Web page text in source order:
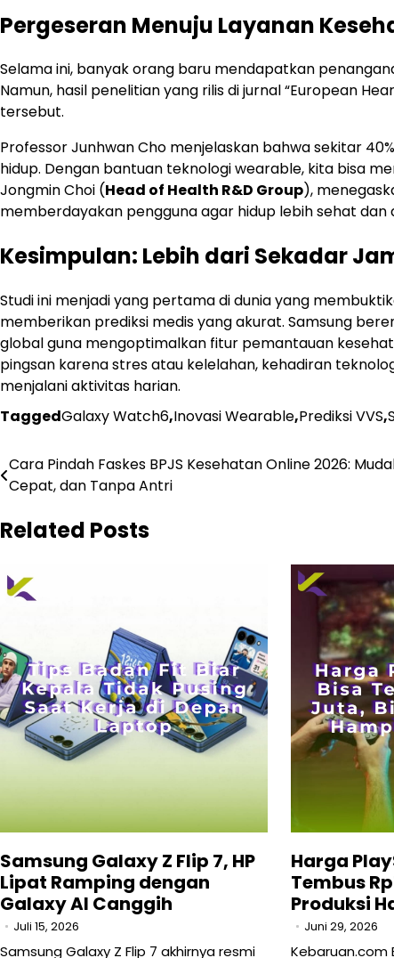
Pergeseran Menuju Layanan
Selama ini, banyak orang baru mendapatkan
Namun, hasil penelitian yang rilis di jurnal “European
tersebut.
Professor Junhwan Cho menjelaskan bahwa sekitar
hidup. Dengan bantuan teknologi wearable, kita bisa
Jongmin Choi (Head of Health R&D Group),
memberdayakan pengguna agar hidup lebih sehat dan
Kesimpulan: Lebih dari Sekadar
Studi ini menjadi yang pertama di dunia yang
memberikan prediksi medis yang akurat. Samsung
global guna mengoptimalkan fitur pemantauan
pingsan karena stres atau kelelahan, kehadiran
menjalani aktivitas harian.
TaggedGalaxy Watch6,Inovasi Wearable,Prediksi VVS,
Navigasi
pos
Cara Pindah Faskes BPJS Kesehatan Online 2026:
Cepat, dan Tanpa Antri
Related Posts
Samsung Galaxy Z Flip 7, HP
Lipat Ramping dengan
Galaxy AI Canggih
Juli 15, 2026
Samsung Galaxy Z Flip 7 akhirnya resmi
Harga
Tembus
Produksi
Juni 29, 2026
Kebaruan.com